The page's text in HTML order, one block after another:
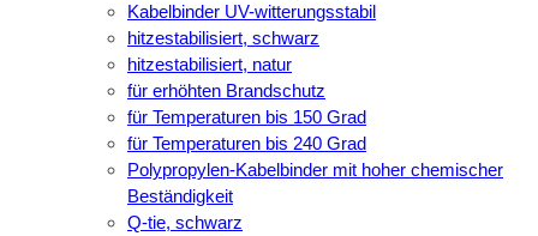
Kabelbinder UV-witterungsstabil
hitzestabilisiert, schwarz
hitzestabilisiert, natur
für erhöhten Brandschutz
für Temperaturen bis 150 Grad
für Temperaturen bis 240 Grad
Polypropylen-Kabelbinder mit hoher chemischer
Beständigkeit
Q-tie, schwarz